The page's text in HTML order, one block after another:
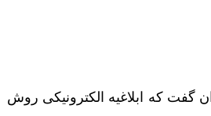
گفت که ابلاغیه الکترونیکی روش